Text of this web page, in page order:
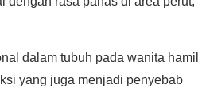
dalam tubuh pada wanita hamil
yang juga menjadi penyebab